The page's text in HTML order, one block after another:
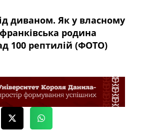
диваном. Як у власному
родина
100 рептилій (ФОТО)